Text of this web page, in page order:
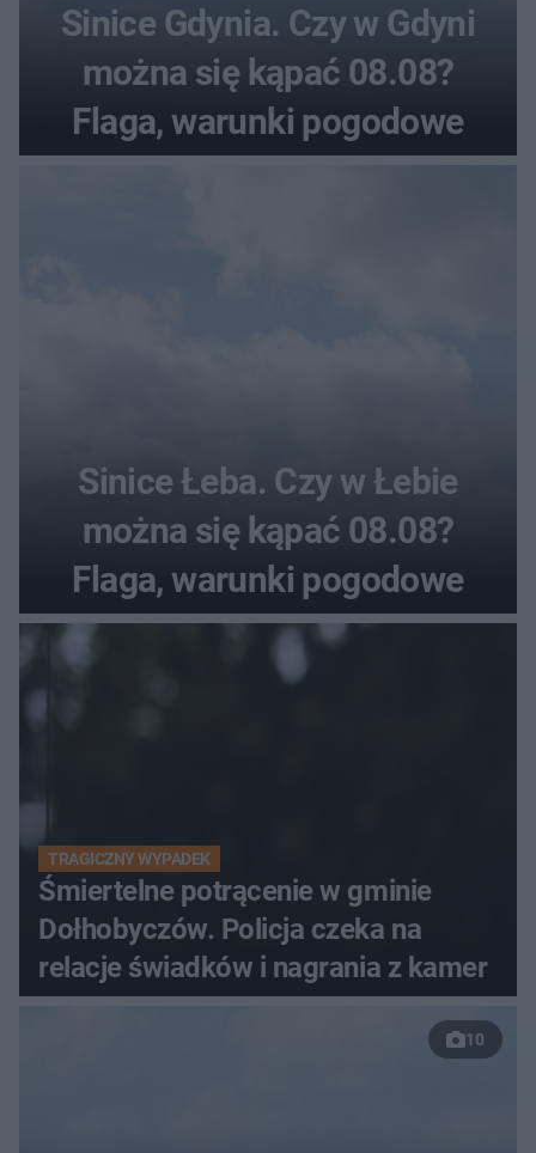
Sinice Gdynia. Czy w Gdyni
można się kąpać 08.08?
Flaga, warunki pogodowe
Sinice Łeba. Czy w Łebie
można się kąpać 08.08?
Flaga, warunki pogodowe
TRAGICZNY WYPADEK
Śmiertelne potrącenie w gminie
Dołhobyczów. Policja czeka na
relacje świadków i nagrania z kamer
10